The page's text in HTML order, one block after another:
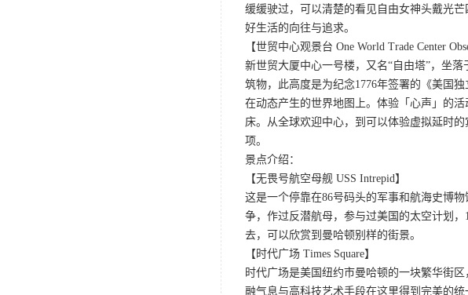
缓缓驶过，可以清楚的看见自由女神头戴光
好生活的向往与追求。
【世贸中心观景台 One World Trade Center
新世贸大厦中心一号楼，又名“自由塔”，坐
筑物，此高度是为纪念1776年签署的《美国
在动态产生的世界地图上。体验「心声」的
床。从全球欢迎中心，到可以体验虚拟延时
项。
景点介绍：
【无畏号航空母舰 USS Intrepid】
这是一个停靠在86号码头的军事和航海史博
争，作过反潜航母，参与过美国的太空计划
去，可以欣赏到曼哈顿别样的街景。
【时代广场 Times Square】
时代广场是美国纽约市曼哈顿的一块繁华街
融气息与高科技艺术手段在这里得到完美的